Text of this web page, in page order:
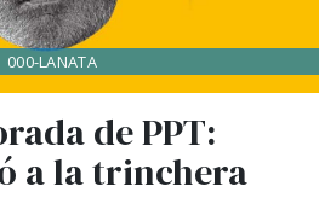
de PPT:
a la trinchera
000-LANATA